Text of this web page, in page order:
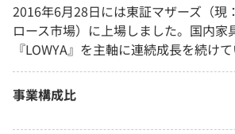
2016年6月28日には東証マザーズ（現
ロース市場）に上場しました。国内家
『LOWYA』を主軸に連続成長を続けて
事業構成比